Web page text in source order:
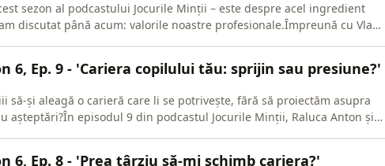
sezon al podcastului Jocurile Minții – este despre acel ingredient
discutat până acum: valorile noastre profesionale.Împreună cu Vlad
6, Ep. 9 - 'Cariera copilului tău: sprijin sau presiune?'
să-și aleagă o carieră care li se potrivește, fără să proiectăm asupra
așteptări?În episodul 9 din podcastul Jocurile Minții, Raluca Anton și
6, Ep. 8 - 'Prea târziu să-mi schimb cariera?'